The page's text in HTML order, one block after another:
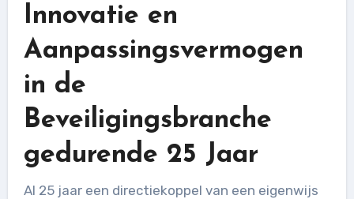
Innovatie en
Aanpassingsvermogen
in de
Beveiligingsbranche
gedurende 25 Jaar
Al 25 jaar een directiekoppel van een eigenwijs